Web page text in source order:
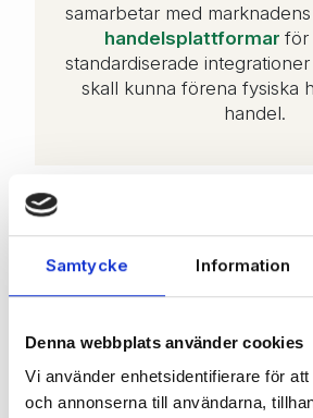
Samtycke Information
Denna webbplats använder cookies
Vi använder enhetsidentifierare för
och annonserna till användarna,
samarbetar med
handelsplattformar för
standardiserade
skall kunna förena fysiska
handel.